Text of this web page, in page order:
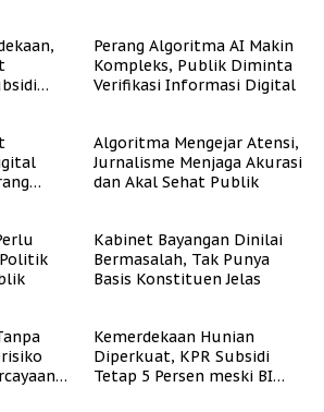
Perang Algoritma AI Makin
Kompleks, Publik Diminta
Verifikasi Informasi Digital
Algoritma Mengejar Atensi,
Jurnalisme Menjaga Akurasi
dan Akal Sehat Publik
Kabinet Bayangan Dinilai
Bermasalah, Tak Punya
Basis Konstituen Jelas
Kemerdekaan Hunian
Diperkuat, KPR Subsidi
Tetap 5 Persen meski BI